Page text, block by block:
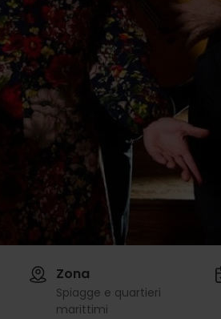
Zona
Spiagge e quartieri
marittimi